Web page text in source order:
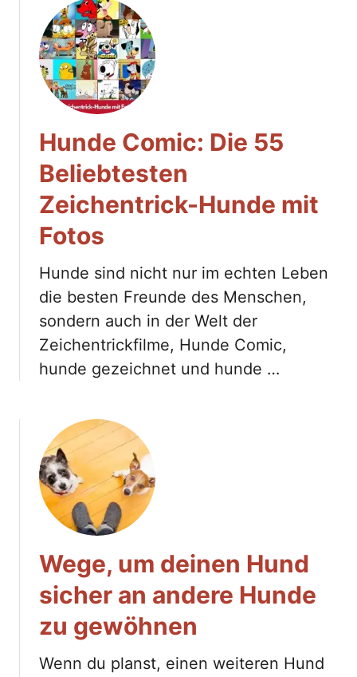
Hunde Comic: Die 55
Beliebtesten
Zeichentrick-Hunde mit
Fotos
Hunde sind nicht nur im echten Leben
die besten Freunde des Menschen,
sondern auch in der Welt der
Zeichentrickfilme, Hunde Comic,
hunde gezeichnet und hunde …
Wege, um deinen Hund
sicher an andere Hunde
zu gewöhnen
Wenn du planst, einen weiteren Hund